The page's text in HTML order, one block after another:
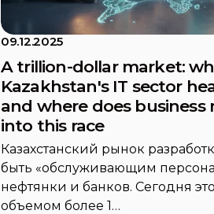
09.12.2025
A trillion-dollar market:
Kazakhstan's IT sector
and where does business
into this race
Казахстанский рынок
быть «обслуживающим
нефтянки и банков. Сегодня
объемом более 1…